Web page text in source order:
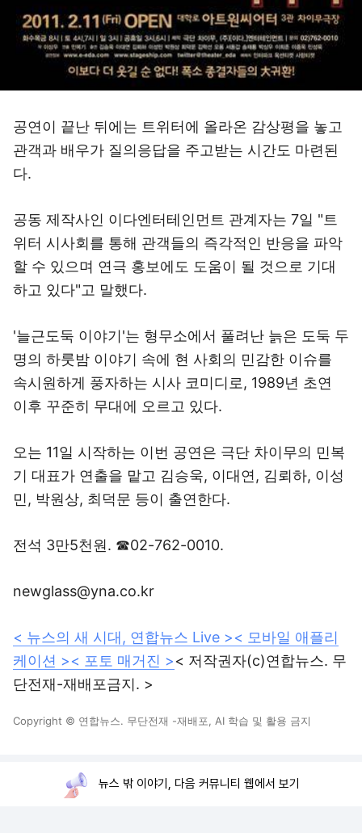
공연이 끝난 뒤에는 트위터에 올라온 감상평을 놓고
관객과 배우가 질의응답을 주고받는 시간도 마련된
다.
공동 제작사인 이다엔터테인먼트 관계자는 7일 "트
위터 시사회를 통해 관객들의 즉각적인 반응을 파악
할 수 있으며 연극 홍보에도 도움이 될 것으로 기대
하고 있다"고 말했다.
'늘근도둑 이야기'는 형무소에서 풀려난 늙은 도둑 두
명의 하룻밤 이야기 속에 현 사회의 민감한 이슈를
속시원하게 풍자하는 시사 코미디로, 1989년 초연
이후 꾸준히 무대에 오르고 있다.
오는 11일 시작하는 이번 공연은 극단 차이무의 민복
기 대표가 연출을 맡고 김승욱, 이대연, 김뢰하, 이성
민, 박원상, 최덕문 등이 출연한다.
전석 3만5천원. ☎02-762-0010.
newglass@yna.co.kr
< 뉴스의 새 시대, 연합뉴스 Live >< 모바일 애플리
케이션 >< 포토 매거진 >< 저작권자(c)연합뉴스. 무
단전재-재배포금지. >
Copyright © 연합뉴스. 무단전재 -재배포, AI 학습 및 활용 금지
뉴스 밖 이야기, 다음 커뮤니티 웹에서 보기